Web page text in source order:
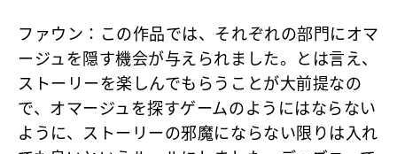
ファウン ：この作品では、それぞれの部門にオマ
ージュを隠す機会が与えられました。とは言え、
ストーリーを楽しんでもらうことが大前提なの
で、オマージュを探すゲームのようにはならない
ように、ストーリーの邪魔にならない限りは入れ